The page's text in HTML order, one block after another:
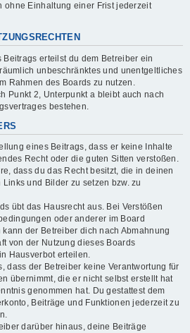
ohne Einhaltung einer Frist jederzeit
Beitrags erteilst du dem Betreiber ein
unbeschränktes und unentgeltliches
Rahmen des Boards zu nutzen.
Punkt 2, Unterpunkt a bleibt auch nach
bestehen.
eines Beitrags, dass er keine Inhalte
Recht oder die guten Sitten verstoßen.
dass du das Recht besitzt, die in deinen
und Bilder zu setzen bzw. zu
übt das Hausrecht aus. Bei Verstößen
oder anderer im Board
der Betreiber dich nach Abmahnung
von der Nutzung dieses Boards
Hausverbot erteilen.
dass der Betreiber keine Verantwortung für
übernimmt, die er nicht selbst erstellt hat
genommen hat. Du gestattest dem
Beiträge und Funktionen jederzeit zu
darüber hinaus, deine Beiträge